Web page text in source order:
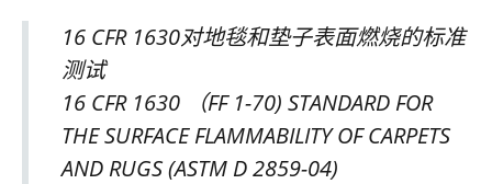
16 CFR 1630对地毯和垫子表面燃烧的标准
测试
16 CFR 1630 （FF 1-70) STANDARD FOR
THE SURFACE FLAMMABILITY OF CARPETS
AND RUGS (ASTM D 2859-04)